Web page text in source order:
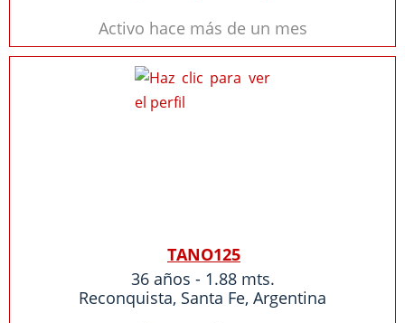
Activo hace más de un mes
TANO125
36 años - 1.88 mts.
Reconquista, Santa Fe, Argentina